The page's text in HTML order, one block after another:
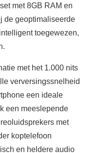
met 8GB RAM en
de geoptimaliseerde
toegewezen,
met het 1.000 nits
verversingssnelheid
een ideale
een meeslepende
met
koptelefoon
en heldere audio